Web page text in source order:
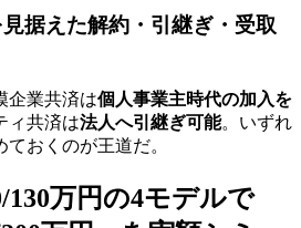
据えた解約・引継ぎ・受取
企業共済は個人事業主時代の加入を
ィ共済は法人へ引継ぎ可能。いずれ
おくのが王道だ。
130万円の4モデルで